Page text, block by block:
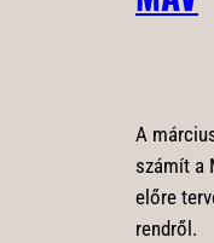
A
számít a
előre
rendről.